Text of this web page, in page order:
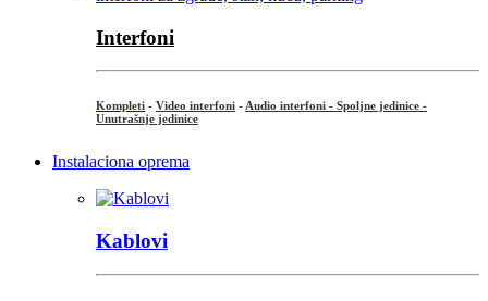
Interfoni
Kompleti - Video interfoni - Audio interfoni - Spoljne jedinice -
Unutrašnje jedinice
Instalaciona oprema
Kablovi